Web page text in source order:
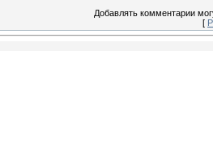
Добавлять комментарии
[